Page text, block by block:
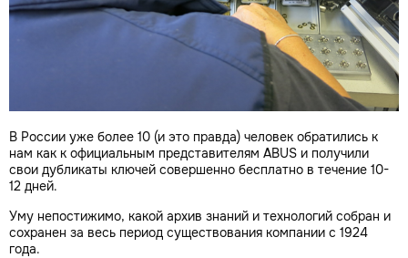
В России уже более 10 (и это правда) человек обратились к
нам как к официальным представителям ABUS и получили
свои дубликаты ключей совершенно бесплатно в течение 10-
12 дней.
Уму непостижимо, какой архив знаний и технологий собран и
сохранен за весь период существования компании с 1924
года.